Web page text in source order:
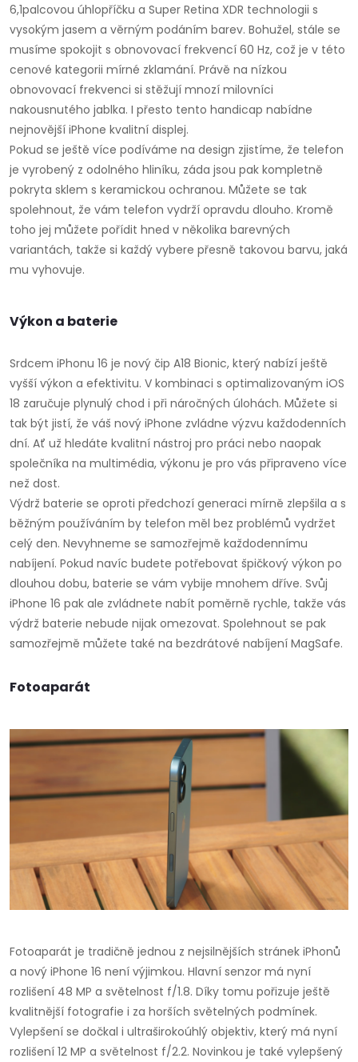
6,1palcovou úhlopříčku a Super Retina XDR technologii s
vysokým jasem a věrným podáním barev. Bohužel, stále se
musíme spokojit s obnovovací frekvencí 60 Hz, což je v této
cenové kategorii mírné zklamání. Právě na nízkou
obnovovací frekvenci si stěžují mnozí milovníci
nakousnutého jablka. I přesto tento handicap nabídne
nejnovější iPhone kvalitní displej.
Pokud se ještě více podíváme na design zjistíme, že telefon
je vyrobený z odolného hliníku, záda jsou pak kompletně
pokryta sklem s keramickou ochranou. Můžete se tak
spolehnout, že vám telefon vydrží opravdu dlouho. Kromě
toho jej můžete pořídit hned v několika barevných
variantách, takže si každý vybere přesně takovou barvu, jaká
mu vyhovuje.
Výkon a baterie
Srdcem iPhonu 16 je nový čip A18 Bionic, který nabízí ještě
vyšší výkon a efektivitu. V kombinaci s optimalizovaným iOS
18 zaručuje plynulý chod i při náročných úlohách. Můžete si
tak být jistí, že váš nový iPhone zvládne výzvu každodenních
dní. Ať už hledáte kvalitní nástroj pro práci nebo naopak
společníka na multimédia, výkonu je pro vás připraveno více
než dost.
Výdrž baterie se oproti předchozí generaci mírně zlepšila a s
běžným používáním by telefon měl bez problémů vydržet
celý den. Nevyhneme se samozřejmě každodennímu
nabíjení. Pokud navíc budete potřebovat špičkový výkon po
dlouhou dobu, baterie se vám vybije mnohem dříve. Svůj
iPhone 16 pak ale zvládnete nabít poměrně rychle, takže vás
výdrž baterie nebude nijak omezovat. Spolehnout se pak
samozřejmě můžete také na bezdrátové nabíjení MagSafe.
Fotoaparát
Fotoaparát je tradičně jednou z nejsilnějších stránek iPhonů
a nový iPhone 16 není výjimkou. Hlavní senzor má nyní
rozlišení 48 MP a světelnost f/1.8. Díky tomu pořizuje ještě
kvalitnější fotografie i za horších světelných podmínek.
Vylepšení se dočkal i ultraširokoúhlý objektiv, který má nyní
rozlišení 12 MP a světelnost f/2.2. Novinkou je také vylepšený